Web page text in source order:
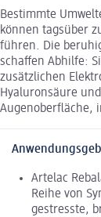
Bestimmte
können tagsüber
führen. Die
schaffen Abhilfe:
zusätzlichen
Hyaluronsäure
Augenoberfläche,
Artelac
Reihe von
gestresste,